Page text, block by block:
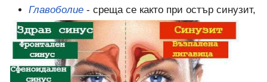
Главоболие- среща се както при остър синузит,